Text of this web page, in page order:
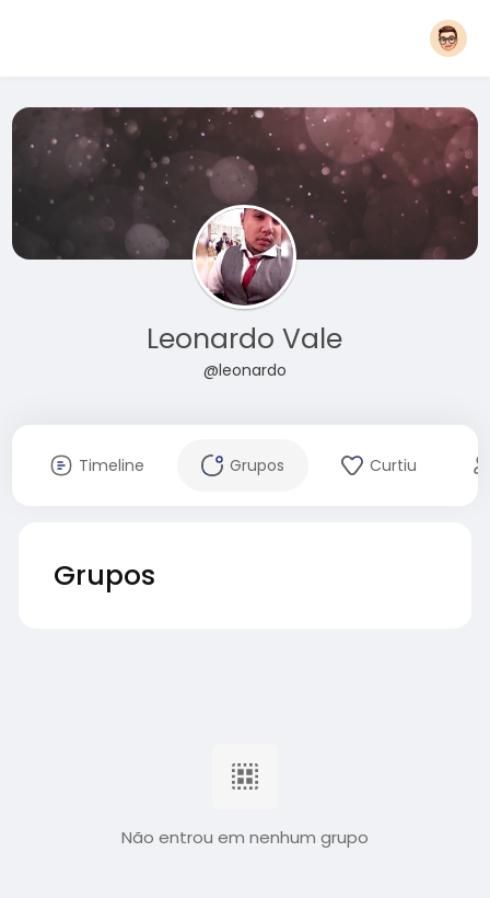
Leonardo Vale
@leonardo
Timeline Grupos Curtiu
Grupos
Não entrou em nenhum grupo